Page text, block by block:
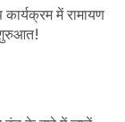
में रामायण
शुरुआत!